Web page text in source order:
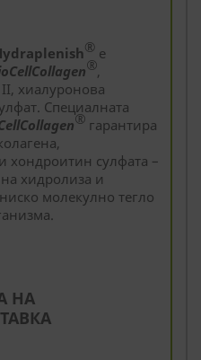
® е
®,
хиалуронова
Специалната
® гарантира
хондроитин сулфата –
хидролиза и
молекулно тегло
НА